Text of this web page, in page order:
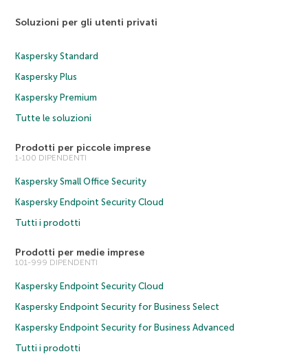
Soluzioni per gli utenti privati
Kaspersky Standard
Kaspersky Plus
Kaspersky Premium
Tutte le soluzioni
Prodotti per piccole imprese
1-100 DIPENDENTI
Kaspersky Small Office Security
Kaspersky Endpoint Security Cloud
Tutti i prodotti
Prodotti per medie imprese
101-999 DIPENDENTI
Kaspersky Endpoint Security Cloud
Kaspersky Endpoint Security for Business Select
Kaspersky Endpoint Security for Business Advanced
Tutti i prodotti